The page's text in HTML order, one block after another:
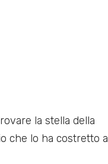
la stella della
che lo ha costretto a